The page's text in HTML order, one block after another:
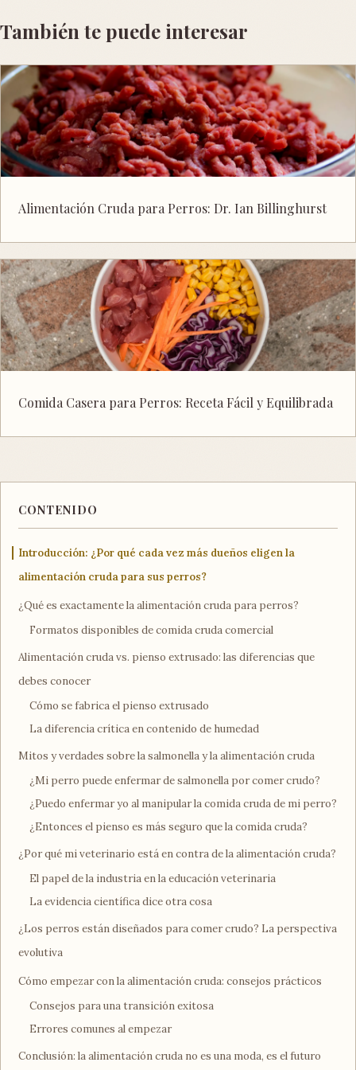
También te puede interesar
Alimentación Cruda para Perros: Dr. Ian Billinghurst
Comida Casera para Perros: Receta Fácil y Equilibrada
CONTENIDO
Introducción: ¿Por qué cada vez más dueños eligen la
alimentación cruda para sus perros?
¿Qué es exactamente la alimentación cruda para perros?
Formatos disponibles de comida cruda comercial
Alimentación cruda vs. pienso extrusado: las diferencias que
debes conocer
Cómo se fabrica el pienso extrusado
La diferencia crítica en contenido de humedad
Mitos y verdades sobre la salmonella y la alimentación cruda
¿Mi perro puede enfermar de salmonella por comer crudo?
¿Puedo enfermar yo al manipular la comida cruda de mi perro?
¿Entonces el pienso es más seguro que la comida cruda?
¿Por qué mi veterinario está en contra de la alimentación cruda?
El papel de la industria en la educación veterinaria
La evidencia científica dice otra cosa
¿Los perros están diseñados para comer crudo? La perspectiva
evolutiva
Cómo empezar con la alimentación cruda: consejos prácticos
Consejos para una transición exitosa
Errores comunes al empezar
Conclusión: la alimentación cruda no es una moda, es el futuro